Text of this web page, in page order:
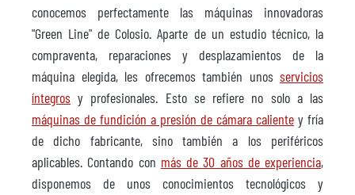
conocemos perfectamente las máquinas innovadoras
"Green Line" de Colosio. Aparte de un estudio técnico, la
compraventa, reparaciones y desplazamientos de la
máquina elegida, les ofrecemos también unos servicios
íntegros y profesionales. Esto se refiere no solo a las
máquinas de fundición a presión de cámara caliente y fría
de dicho fabricante, sino también a los periféricos
aplicables. Contando con más de 30 años de experiencia,
disponemos de unos conocimientos tecnológicos y